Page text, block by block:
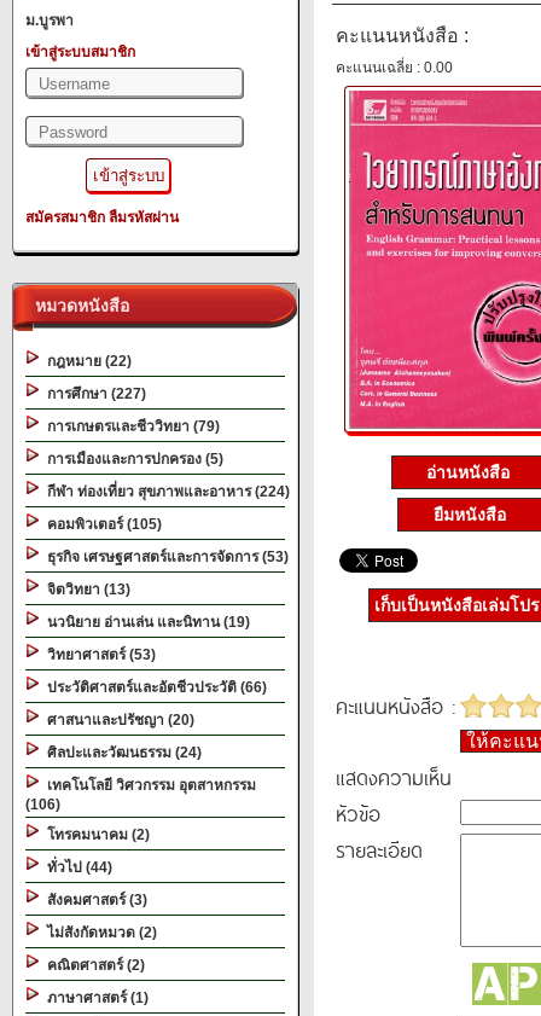
ม.บูรพา
เข้าสู่ระบบสมาชิก
สมัครสมาชิก ลืมรหัสผ่าน
หมวดหนังสือ
กฎหมาย (22)
การศึกษา (227)
การเกษตรและชีววิทยา (79)
การเมืองและการปกครอง (5)
กีฬา ท่องเที่ยว สุขภาพและอาหาร (224)
คอมพิวเตอร์ (105)
ธุรกิจ เศรษฐศาสตร์และการจัดการ (53)
จิตวิทยา (13)
นวนิยาย อ่านเล่น และนิทาน (19)
วิทยาศาสตร์ (53)
ประวัติศาสตร์และอัตชีวประวัติ (66)
ศาสนาและปรัชญา (20)
ศิลปะและวัฒนธรรม (24)
เทคโนโลยี วิศวกรรม อุตสาหกรรม
(106)
โทรคมนาคม (2)
ทั่วไป (44)
สังคมศาสตร์ (3)
ไม่สังกัดหมวด (2)
คณิตศาสตร์ (2)
ภาษาศาสตร์ (1)
คะแนนหนังสือ :
คะแนนเฉลี่ย : 0.00
อ่านหนังสือ
ยืมหนังสือ
เก็บเป็นหนังสือเล่มโป
คะแนนหนังสือ :
ให้คะแ
แสดงความเห็น
หัวข้อ
รายละเอียด